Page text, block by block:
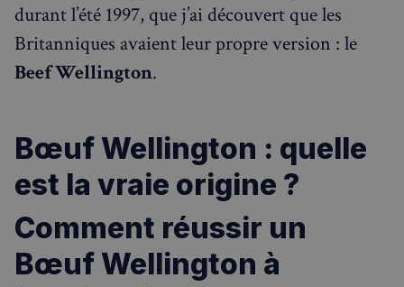
RECHERCHES POPULAIRES
Annuaire des professionnels
Visites guidées
durant l’été 1997, que j’ai découvert que les
Britanniques avaient leur propre version : le
Beef Wellington.
Bœuf Wellington : quelle
est la vraie origine ?
Comment réussir un
Bœuf Wellington à